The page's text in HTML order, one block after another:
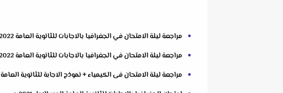
مراجعة ليلة الامتحان في الجغرافيا بالاجابات للثانوية العامة 2022 مستر رامى فوزى
مراجعة ليلة الامتحان في الجغرافيا بالاجابات للثانوية العامة 2022 م مستر ايمن رضا
مراجعة ليلة الامتحان فى الكيمياء + نموذج الاجابة للثانوية العامة 2022 اعداد فريق العمالقة